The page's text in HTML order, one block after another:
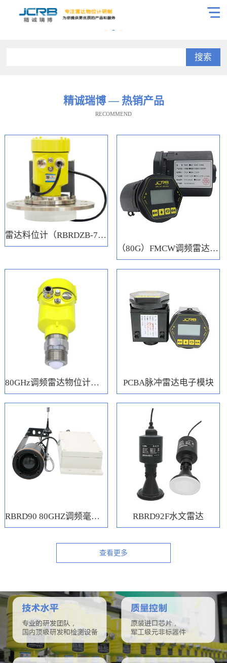
搜索
精诚瑞博 — 热销产品
RECOMMEND
雷达料位计（RBRDZB-71-6-C）
（80G）FMCW调频雷达电子模块
80GHz调频雷达物位计（RBRD71） PCBA脉冲雷达电子模块
RBRD90 80GHZ调频毫米波水位计 RBRD92F水文雷达
查看更多